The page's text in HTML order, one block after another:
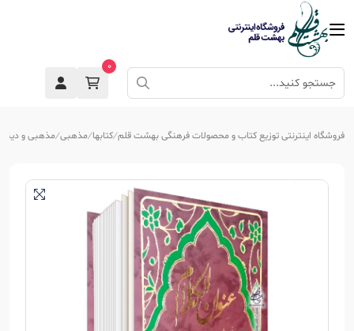
0
فروشگاه اینترنتی توزیع کتاب و محصولات فرهنگی بهشت قلم کتابها مذهبی مذهبی و دینی